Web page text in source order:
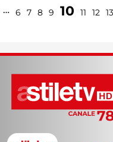
… 6 7 8 9 10 11 12 13